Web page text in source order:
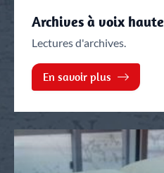
Archives à voix haute
Lectures d'archives.
En savoir plus